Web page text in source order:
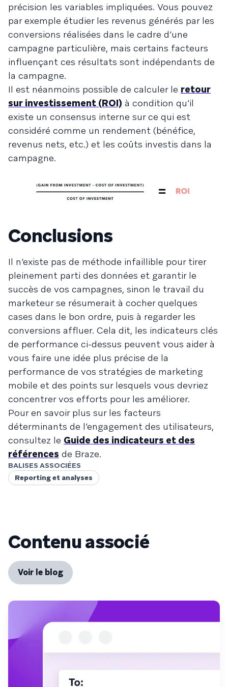
précision les variables impliquées. Vous pouvez
par exemple étudier les revenus générés par les
conversions réalisées dans le cadre d’une
campagne particulière, mais certains facteurs
influençant ces résultats sont indépendants de
la campagne.
Il est néanmoins possible de calculer le retour
sur investissement (ROI) à condition qu’il
existe un consensus interne sur ce qui est
considéré comme un rendement (bénéfice,
revenus nets, etc.) et les coûts investis dans la
campagne.
Conclusions
Il n’existe pas de méthode infaillible pour tirer
pleinement parti des données et garantir le
succès de vos campagnes, sinon le travail du
marketeur se résumerait à cocher quelques
cases dans le bon ordre, puis à regarder les
conversions affluer. Cela dit, les indicateurs clés
de performance ci-dessus peuvent vous aider à
vous faire une idée plus précise de la
performance de vos stratégies de marketing
mobile et des points sur lesquels vous devriez
concentrer vos efforts pour les améliorer.
Pour en savoir plus sur les facteurs
déterminants de l’engagement des utilisateurs,
consultez le Guide des indicateurs et des
références de Braze.
BALISES ASSOCIÉES
Reporting et analyses
Contenu associé
Voir le blog